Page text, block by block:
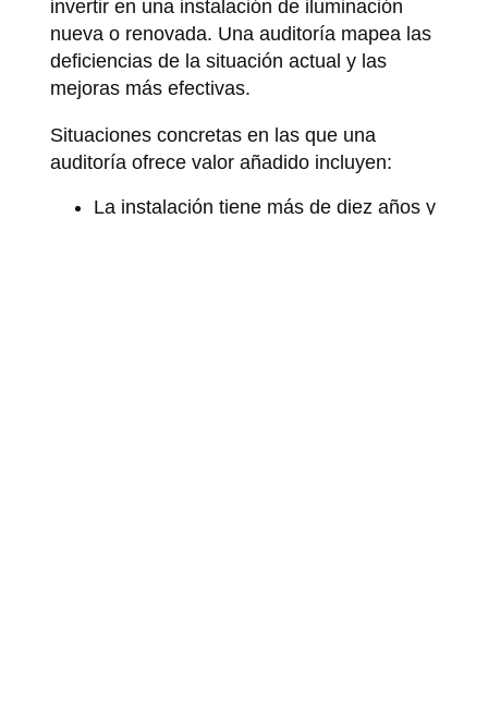
invertir en una instalación de iluminación
nueva o renovada. Una auditoría mapea las
deficiencias de la situación actual y las
mejoras más efectivas.
Situaciones concretas en las que una
auditoría ofrece valor añadido incluyen:
La instalación tiene más de diez años y